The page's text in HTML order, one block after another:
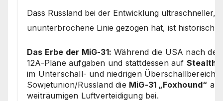
Dass Russland bei der Entwicklung ultraschneller,
ununterbrochene Linie gezogen hat, ist historisch
Das Erbe der MiG-31: Während die USA nach
12A-Pläne aufgaben und stattdessen auf Stealth-
im Unterschall- und niedrigen Überschallbereich
Sowjetunion/Russland die MiG-31 „Foxhound“
weiträumigen Luftverteidigung bei.